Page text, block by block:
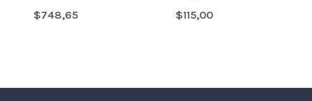
$748,65 $115,00